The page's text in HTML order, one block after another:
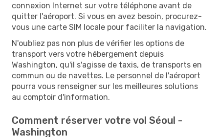
connexion Internet sur votre téléphone avant de
quitter l'aéroport. Si vous en avez besoin, procurez-
vous une carte SIM locale pour faciliter la navigation.
N'oubliez pas non plus de vérifier les options de
transport vers votre hébergement depuis
Washington, qu'il s'agisse de taxis, de transports en
commun ou de navettes. Le personnel de l'aéroport
pourra vous renseigner sur les meilleures solutions
au comptoir d'information.
Comment réserver votre vol Séoul -
Washington